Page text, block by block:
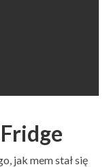
jak mem stał się